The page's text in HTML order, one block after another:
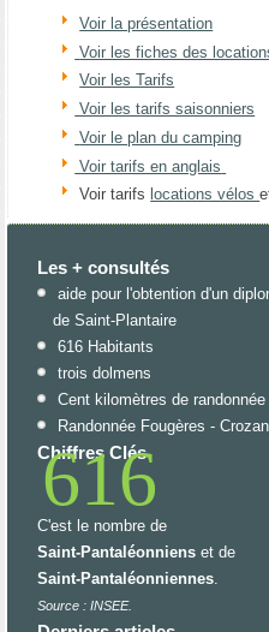
Voir la présentation
Voir les fiches des
Voir les Tarifs
Voir les tarifs saisonniers
Voir le plan du camping
Voir tarifs en anglais
Voir tarifs locations vélos
Les + consultés
aide pour l'obtention d'un
de Saint-Plantaire
616 Habitants
trois dolmens
Cent kilomètres de randonnée
Randonnée Fougères -
Chiffres Clés
616
C'est le nombre de
Saint-Pantaléonniens et de
Saint-Pantaléonniennes
Source : INSEE.